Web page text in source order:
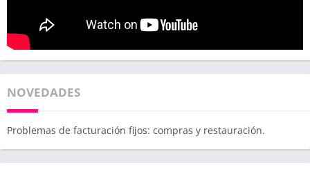
NOVEDADES
Problemas de facturación fijos: compras y restauración.